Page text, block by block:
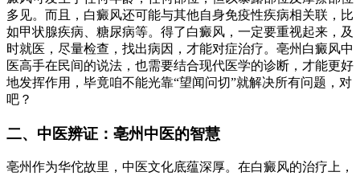
多见。而且，白癜风还可能与其他自身免疫性疾病相关联，比
如甲状腺疾病、糖尿病等。得了白癜风，一定要重视起来，及
时就医，尽量检查，找出病因，才能对症治疗。亳州白癜风中
医高手在民间的说法，也需要结合现代医学的诊断，才能更好
地发挥作用，毕竟咱不能光靠“望闻问切”就解决所有问题，对
吧？
二、中医辨证：亳州中医的智慧
亳州作为华佗故里，中医文化底蕴深厚。在白癜风的治疗上，